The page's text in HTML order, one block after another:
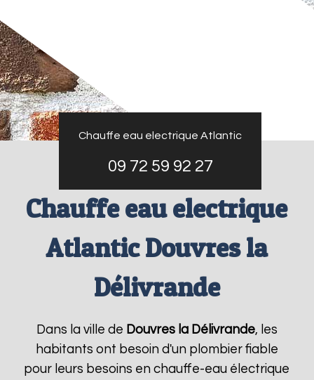
Chauffe eau electrique Atlantic
09 72 59 92 27
Chauffe eau electrique
Atlantic Douvres la
Délivrande
Dans la ville de Douvres la Délivrande, les
habitants ont besoin d'un plombier fiable
pour leurs besoins en chauffe-eau électrique